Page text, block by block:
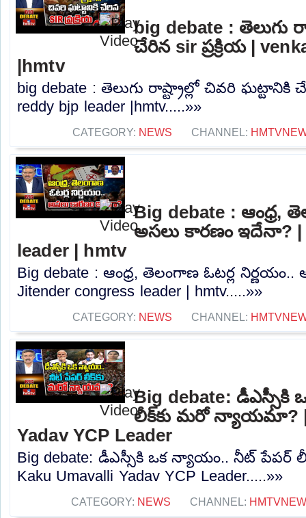
big debate : తెలుగు
చేరిన sir ప్రక్రియ |
|hmtv
big debate : తెలుగు రాష్ట్రాల్లో చివరి ఘట్టానికి
reddy bjp leader |hmtv.....»»
CATEGORY: NEWS CHANNEL:
Big debate : ఆంధ్ర,
అసలు కారణం ఇదేనా? |
leader | hmtv
Big debate : ఆంధ్ర, తెలంగాణ ఓటర్ల
Jitender congress leader | hmtv.....»»
CATEGORY: NEWS CHANNEL:
Big debate:
లీక్‌కు మరో న్యాయమా? |
Yadav YCP Leader
Big debate: డీఎస్సీకి ఒక న్యాయం.. నీట్
Kaku Umavalli Yadav YCP Leader.....»»
CATEGORY: NEWS CHANNEL: